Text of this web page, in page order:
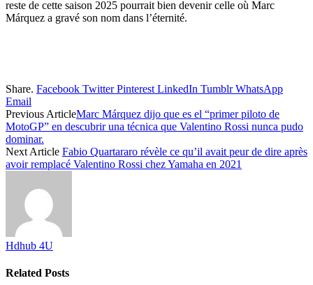
reste de cette saison 2025 pourrait bien devenir celle où Marc
Márquez a gravé son nom dans l’éternité.
Share. Facebook Twitter Pinterest LinkedIn Tumblr WhatsApp
Email
Previous ArticleMarc Márquez dijo que es el “primer piloto de
MotoGP” en descubrir una técnica que Valentino Rossi nunca pudo
dominar.
Next Article Fabio Quartararo révèle ce qu’il avait peur de dire après
avoir remplacé Valentino Rossi chez Yamaha en 2021
Hdhub 4U
Related Posts